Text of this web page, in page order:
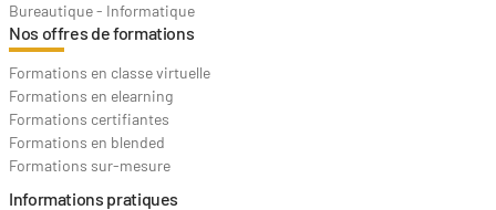
Bureautique - Informatique
Nos offres de formations
Formations en classe virtuelle
Formations en elearning
Formations certifiantes
Formations en blended
Formations sur-mesure
Informations pratiques